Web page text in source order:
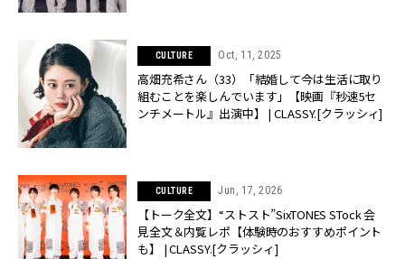
CULTURE Oct, 11, 2025
高畑充希さん（33）「結婚して今は生活に取り
組むことを楽しんでいます」【映画『秒速5セ
ンチメートル』出演中】 | CLASSY.[クラッシィ]
CULTURE Jun, 17, 2026
【トーク全文】“ストスト”SixTONES STock 会
見全文＆内覧レポ【体験時のおすすめポイント
も】 | CLASSY.[クラッシィ]